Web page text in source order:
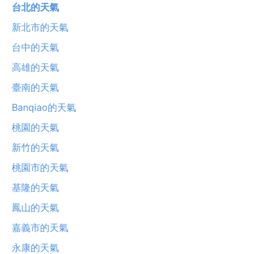
台北的天氣
新北市的天氣
台中的天氣
高雄的天氣
臺南的天氣
Banqiao的天氣
桃園的天氣
新竹的天氣
桃園市的天氣
基隆的天氣
鳳山的天氣
嘉義市的天氣
永康的天氣